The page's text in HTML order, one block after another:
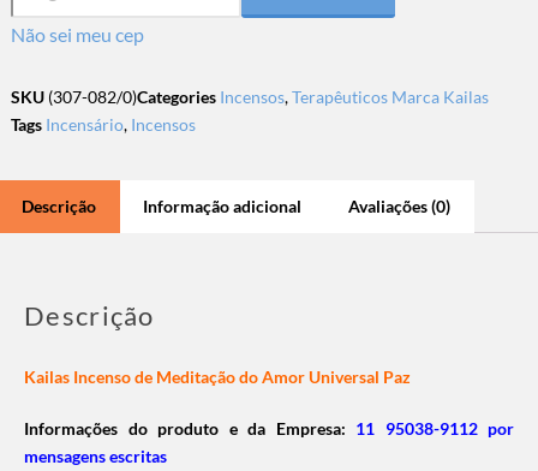
Não sei meu cep
SKU (307-082/0)Categories Incensos,Terapêuticos Marca Kailas
Tags Incensário, Incensos
Descrição Informação adicional Avaliações (0)
Descrição
Kailas Incenso de Meditação do Amor Universal Paz
Informações do produto e da Empresa: 11 95038-9112 por
mensagens escritas